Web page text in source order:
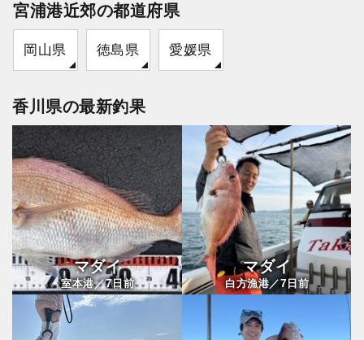
宮浦港近郊の都道府県
岡山県 徳島県 愛媛県
香川県の最新釣果
マダイ
室本港／7日前
マダイ
白方漁港／7 日前